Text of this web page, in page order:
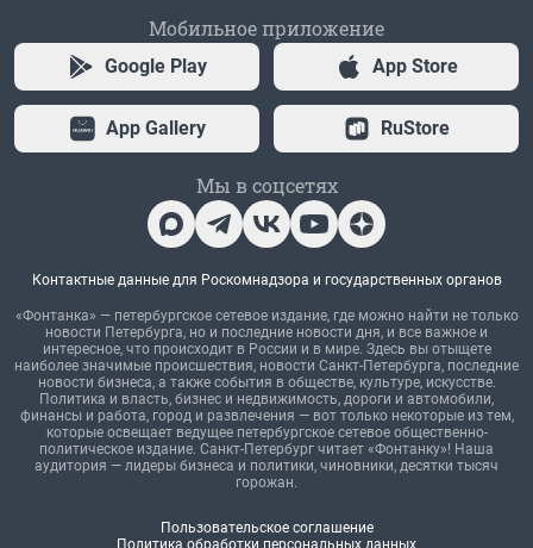
Мобильное приложение
Google Play App Store
App Gallery RuStore
Мы в соцсетях
Контактные данные для Роскомнадзора и государственных органов
«Фонтанка» — петербургское сетевое издание, где можно найти не только
новости Петербурга, но и последние новости дня, и все важное и
интересное, что происходит в России и в мире. Здесь вы отыщете
наиболее значимые происшествия, новости Санкт-Петербурга, последние
новости бизнеса, а также события в обществе, культуре, искусстве.
Политика и власть, бизнес и недвижимость, дороги и автомобили,
финансы и работа, город и развлечения — вот только некоторые из тем,
которые освещает ведущее петербургское сетевое общественно-
политическое издание. Санкт-Петербург читает «Фонтанку»! Наша
аудитория — лидеры бизнеса и политики, чиновники, десятки тысяч
горожан.
Пользовательское соглашение
Политика обработки персональных данных